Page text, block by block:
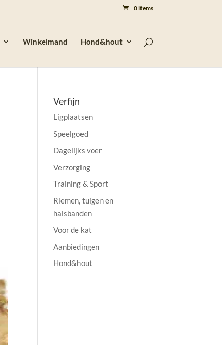
0 items
Winkelmand Hond&hout
Verfijn
Ligplaatsen
Speelgoed
Dagelijks voer
Verzorging
Training & Sport
Riemen, tuigen en
halsbanden
Voor de kat
Aanbiedingen
Hond&hout